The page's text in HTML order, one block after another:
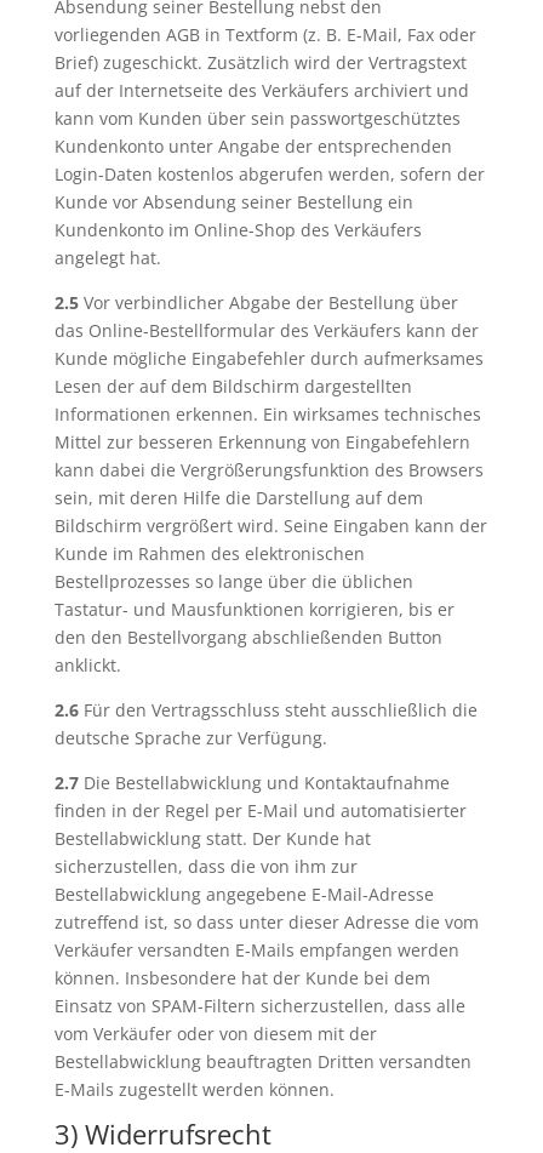
Absendung seiner Bestellung nebst den
vorliegenden AGB in Textform (z. B. E-Mail, Fax oder
Brief) zugeschickt. Zusätzlich wird der Vertragstext
auf der Internetseite des Verkäufers archiviert und
kann vom Kunden über sein passwortgeschütztes
Kundenkonto unter Angabe der entsprechenden
Login-Daten kostenlos abgerufen werden, sofern der
Kunde vor Absendung seiner Bestellung ein
Kundenkonto im Online-Shop des Verkäufers
angelegt hat.
2.5Vor verbindlicher Abgabe der Bestellung über
das Online-Bestellformular des Verkäufers kann der
Kunde mögliche Eingabefehler durch aufmerksames
Lesen der auf dem Bildschirm dargestellten
Informationen erkennen. Ein wirksames technisches
Mittel zur besseren Erkennung von Eingabefehlern
kann dabei die Vergrößerungsfunktion des Browsers
sein, mit deren Hilfe die Darstellung auf dem
Bildschirm vergrößert wird. Seine Eingaben kann der
Kunde im Rahmen des elektronischen
Bestellprozesses so lange über die üblichen
Tastatur- und Mausfunktionen korrigieren, bis er
den den Bestellvorgang abschließenden Button
anklickt.
2.6Für den Vertragsschluss steht ausschließlich die
deutsche Sprache zur Verfügung.
2.7Die Bestellabwicklung und Kontaktaufnahme
finden in der Regel per E-Mail und automatisierter
Bestellabwicklung statt. Der Kunde hat
sicherzustellen, dass die von ihm zur
Bestellabwicklung angegebene E-Mail-Adresse
zutreffend ist, so dass unter dieser Adresse die vom
Verkäufer versandten E-Mails empfangen werden
können. Insbesondere hat der Kunde bei dem
Einsatz von SPAM-Filtern sicherzustellen, dass alle
vom Verkäufer oder von diesem mit der
Bestellabwicklung beauftragten Dritten versandten
E-Mails zugestellt werden können.
3) Widerrufsrecht